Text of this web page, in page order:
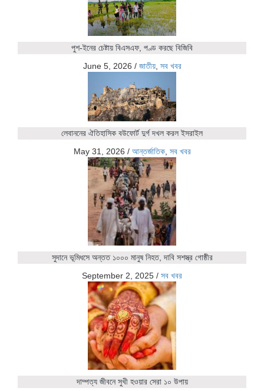
পুশ-ইনের চেষ্টায় বিএসএফ, পণ্ড করছে বিজিবি
June 5, 2026 / জাতীয়, সব খবর
লেবাননের ঐতিহাসিক বউফোর্ট দুর্গ দখল করল ইসরাইল
May 31, 2026 / আন্তর্জাতিক, সব খবর
সুদানে ভূমিধসে অন্তত ১০০০ মানুষ নিহত, দাবি সশস্ত্র গোষ্ঠীর
September 2, 2025 / সব খবর
দাম্পত্য জীবনে সুখী হওয়ার সেরা ১০ উপায়